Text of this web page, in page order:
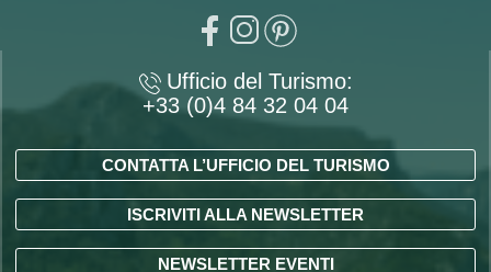
Ufficio del Turismo:
+33 (0)4 84 32 04 04
CONTATTA L’UFFICIO DEL TURISMO
ISCRIVITI ALLA NEWSLETTER
NEWSLETTER EVENTI